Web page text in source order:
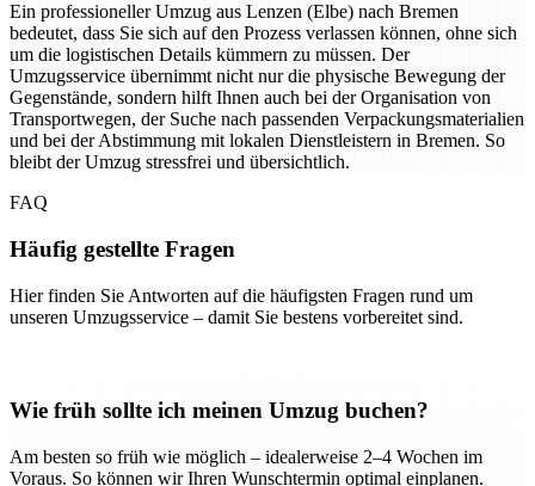
Ein professioneller Umzug aus Lenzen (Elbe) nach Bremen
bedeutet, dass Sie sich auf den Prozess verlassen können, ohne sich
um die logistischen Details kümmern zu müssen. Der
Umzugsservice übernimmt nicht nur die physische Bewegung der
Gegenstände, sondern hilft Ihnen auch bei der Organisation von
Transportwegen, der Suche nach passenden Verpackungsmaterialien
und bei der Abstimmung mit lokalen Dienstleistern in Bremen. So
bleibt der Umzug stressfrei und übersichtlich.
FAQ
Häufig gestellte Fragen
Hier finden Sie Antworten auf die häufigsten Fragen rund um
unseren Umzugsservice – damit Sie bestens vorbereitet sind.
Wie früh sollte ich meinen Umzug buchen?
Am besten so früh wie möglich – idealerweise 2–4 Wochen im
Voraus. So können wir Ihren Wunschtermin optimal einplanen.